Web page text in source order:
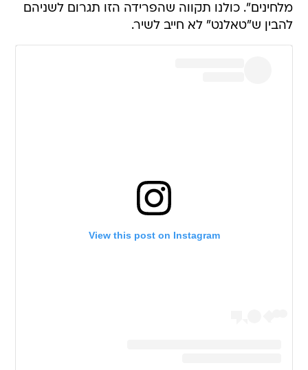
מלחינים". כולנו תקווה שהפרידה הזו תגרום לשניהם
להבין ש"טאלנט" לא חייב לשיר.
View this post on Instagram